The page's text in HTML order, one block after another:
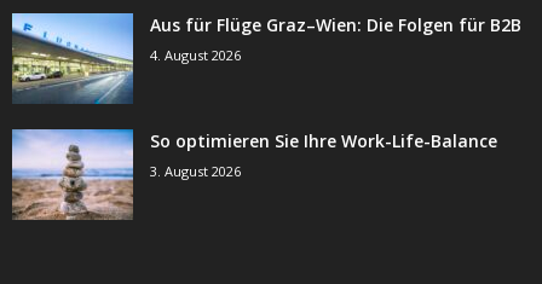
Aus für Flüge Graz–Wien: Die Folgen für B2B
4. August 2026
So optimieren Sie Ihre Work-Life-Balance
3. August 2026